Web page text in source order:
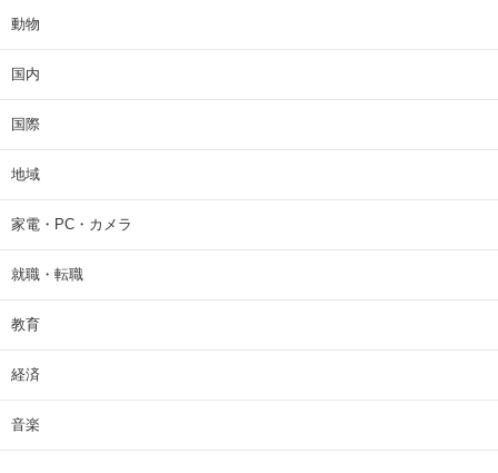
動物
国内
国際
地域
家電・PC・カメラ
就職・転職
教育
経済
音楽